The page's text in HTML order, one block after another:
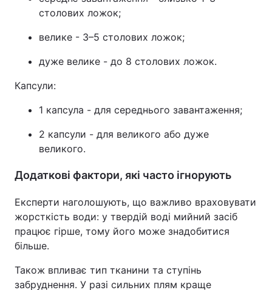
столових ложок;
велике - 3–5 столових ложок;
дуже велике - до 8 столових ложок.
Капсули:
1 капсула - для середнього завантаження;
2 капсули - для великого або дуже
великого.
Додаткові фактори, які часто ігнорують
Експерти наголошують, що важливо враховувати
жорсткість води: у твердій воді мийний засіб
працює гірше, тому його може знадобитися
більше.
Також впливає тип тканини та ступінь
забруднення. У разі сильних плям краще